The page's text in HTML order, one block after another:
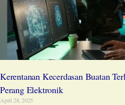
Kerentanan Kecerdasan Buatan
Perang Elektronik
April 28, 2025